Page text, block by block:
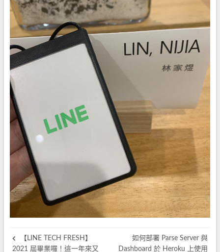
【LINE TECH FRESH】
2021 屆畢業囉！這一年來又
如何部署 Parse Server 與
Dashboard 於 Heroku 上使用